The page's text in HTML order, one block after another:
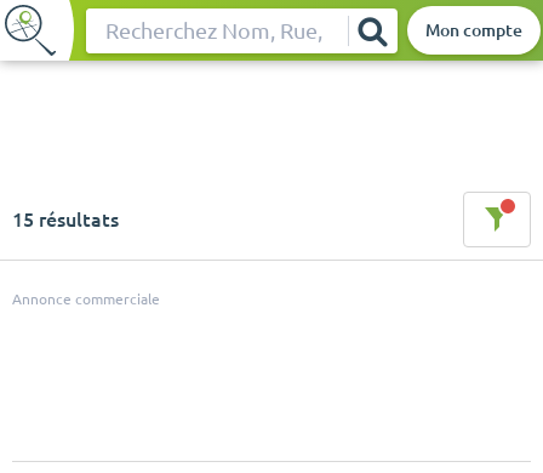
Rechercher Mon compte
15 résultats
Annonce commerciale